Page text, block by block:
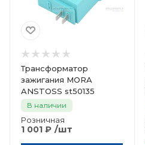
Трансформатор
зажигания MORA
ANSTOSS st50135
В наличии
Розничная
1 001 ₽ /шт